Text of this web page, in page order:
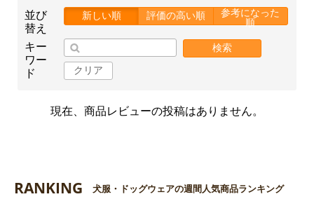
お買い物を続ける カートへ進む
並び
替え
新しい順 評価の高い順
参考になった
順
キー
ワー
ド
検索
クリア
現在、商品レビューの投稿はありません。
RANKING 犬服・ドッグウェアの週間人気商品ランキング